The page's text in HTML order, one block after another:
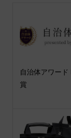
自治体アワード
賞